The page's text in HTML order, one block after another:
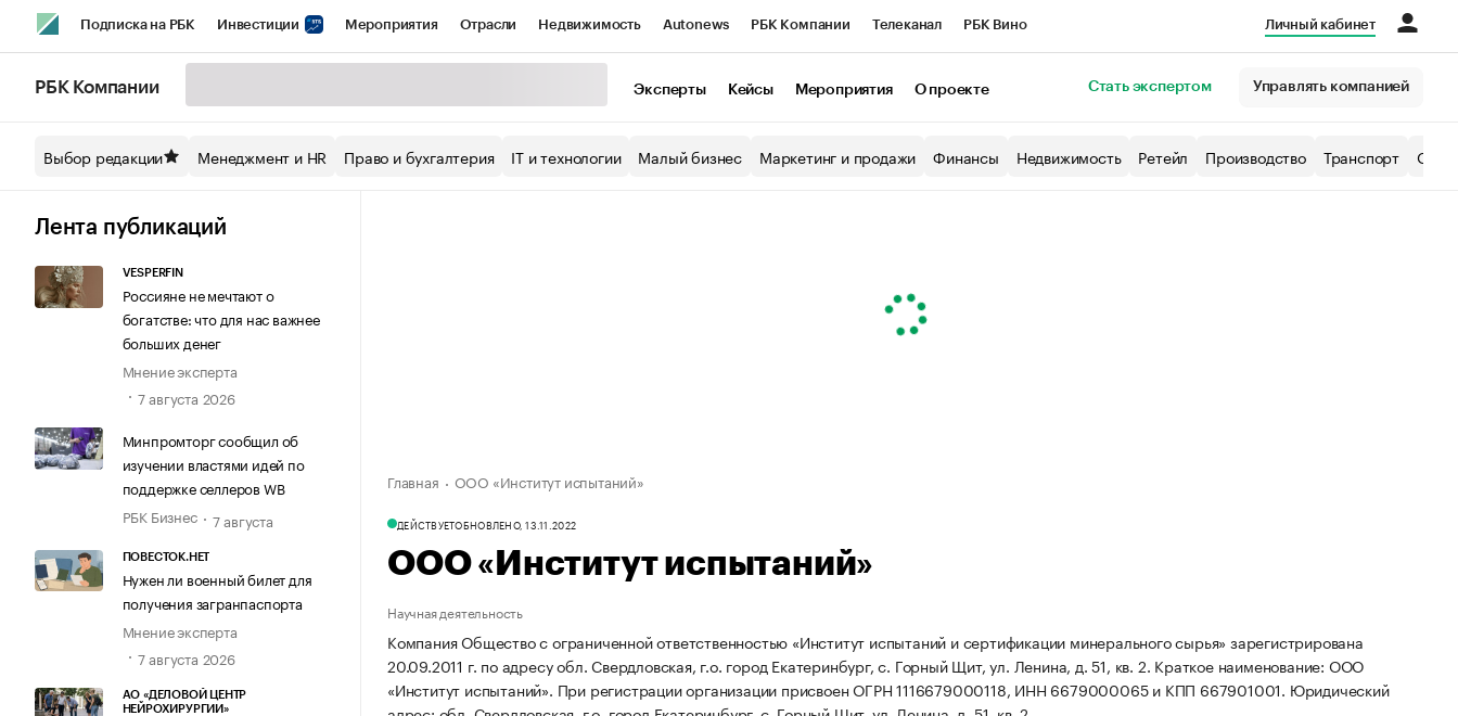
Подписка на РБК Инвестиции Мероприятия Отрасли Недвижимость Autonews РБК Компании Телеканал РБК Вино
Спецпроекты СПб Конференции СПб Спецпроекты Экономика Бизнес
Технологии и медиа
Личный кабинет
РБК Компании Эксперты Кейсы Мероприятия О проекте Стать экспертом Управлять компанией
Выбор редакции Менеджмент и HR Право и бухгалтерия IT и технологии Малый бизнес Маркетинг и продажи Финансы Недвижимость Ретейл Производство Транспорт
Лента публикаций
VESPERFIN
Россияне не мечтают о
богатстве: что для нас важнее
больших денег
Мнение эксперта
7 августа 2026
Минпромторг сообщил об
изучении властями идей по
поддержке селлеров WB
РБК Бизнес
7 августа
ПОВЕСТОК.НЕТ
Нужен ли военный билет для
получения загранпаспорта
Мнение эксперта
7 августа 2026
АО «ДЕЛОВОЙ ЦЕНТР
НЕЙРОХИРУРГИИ»
Главная ООО «Институт испытаний»
ДЕЙСТВУЕТОБНОВЛЕНО, 13.11.2022
ООО «Институт испытаний»
Научная деятельность
Компания Общество с ограниченной ответственностью «Институт испытаний и сертификации минерального сырья» зарегистрирована
20.09.2011 г. по адресу обл. Свердловская, г.о. город Екатеринбург, с. Горный Щит, ул. Ленина, д. 51, кв. 2. Краткое наименование: ООО
«Институт испытаний». При регистрации организации присвоен ОГРН 1116679000118, ИНН 6679000065 и КПП 667901001. Юридический